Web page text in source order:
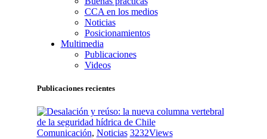
CCA en los medios
Noticias
Posicionamientos
Multimedia
Publicaciones
Videos
Publicaciones recientes
Comunicación, Noticias 3232Views